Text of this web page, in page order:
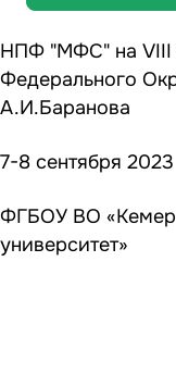
НПФ "МФС" на VIII
Федерального
А.И.Баранова
7-8 сентября 2023
ФГБОУ ВО
университет»